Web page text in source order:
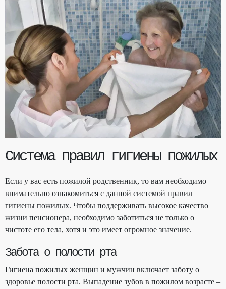
Система правил гигиены пожилых
Если у вас есть пожилой родственник, то вам необходимо
внимательно ознакомиться с данной системой правил
гигиены пожилых. Чтобы поддерживать высокое качество
жизни пенсионера, необходимо заботиться не только о
чистоте его тела, хотя и это имеет огромное значение.
Забота о полости рта
Гигиена пожилых женщин и мужчин включает заботу о
здоровье полости рта. Выпадение зубов в пожилом возрасте –